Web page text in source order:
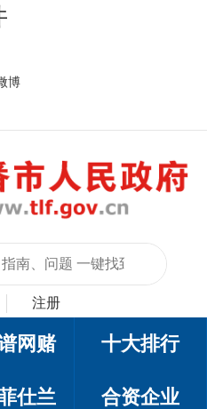
博
注册
网赌 十大排行
仕兰 合资企业